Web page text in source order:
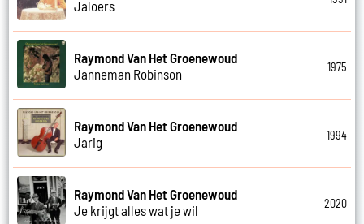
Jaloers
Raymond Van Het Groenewoud
Janneman Robinson
1975
Raymond Van Het Groenewoud
Jarig
1994
Raymond Van Het Groenewoud
Je krijgt alles wat je wil
2020